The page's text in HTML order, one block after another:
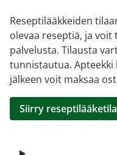
Reseptilääkkeiden
olevaa reseptiä, ja voit
palvelusta. Tilausta
tunnistautua. Apteekki
jälkeen voit maksaa
Siirry